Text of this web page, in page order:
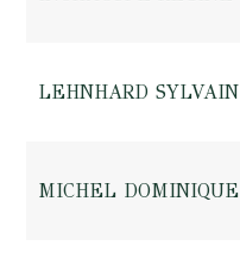
LEHNHARD SYLVAIN
MICHEL DOMINIQUE